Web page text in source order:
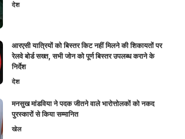
देश
आरएसी यात्रियों को बिस्तर किट नहीं मिलने की शिकायतों पर
रेलवे बोर्ड सख्त, सभी जोन को पूर्ण बिस्तर उपलब्ध कराने के
निर्देश
देश
मनसुख मांडविया ने पदक जीतने वाले भारोत्तोलकों को नकद
पुरस्कारों से किया सम्मानित
खेल